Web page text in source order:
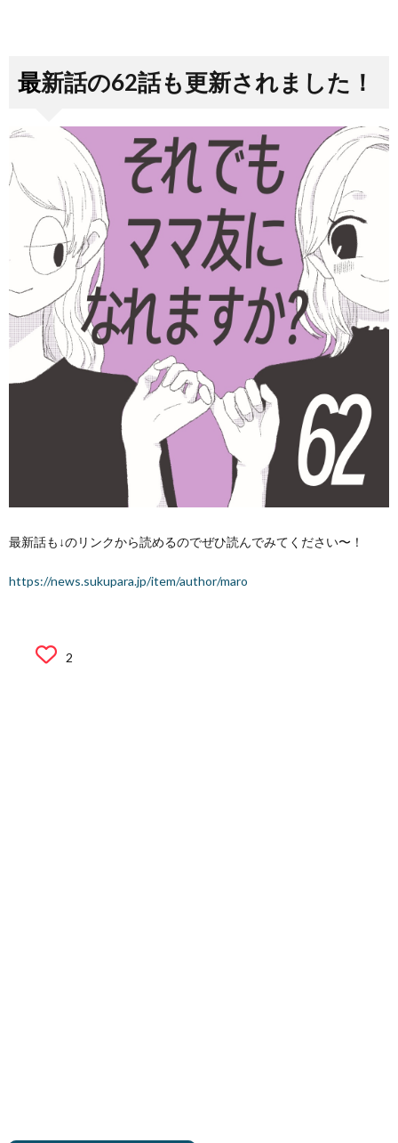
最新話の62話も更新されました！
最新話も↓のリンクから読めるのでぜひ読んでみてください〜！
https://news.sukupara.jp/item/author/maro
2